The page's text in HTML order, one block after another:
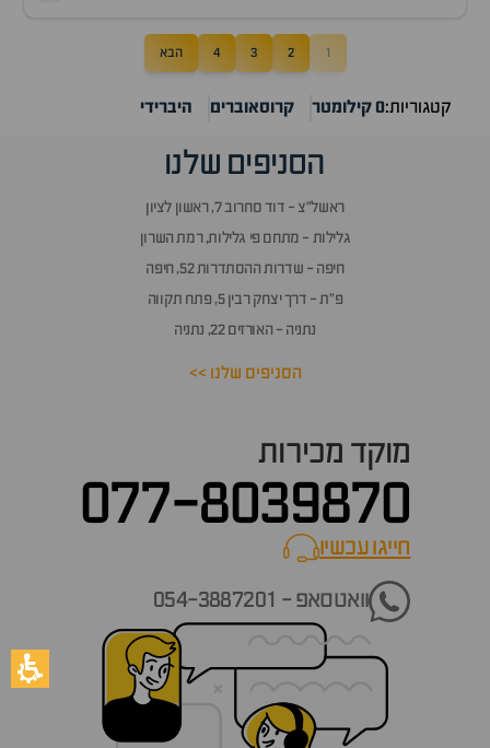
1
2
3
4 הבא
קטגוריות:0 קילומטר קרוסאוברים היברידי
הסניפים שלנו
ראשל״צ - דוד סחרוב 7, ראשון לציון
גלילות - מתחם פי גלילות, רמת השרון
חיפה - שדרות ההסתדרות 52, חיפה
פ״ת - דרך יצחק רבין 5, פתח תקווה
נתניה - האורזים 22, נתניה
הסניפים שלנו >>
מוקד מכירות
077-8039870
חייגו עכשיוcall now
וואטסאפ - 054-3887201